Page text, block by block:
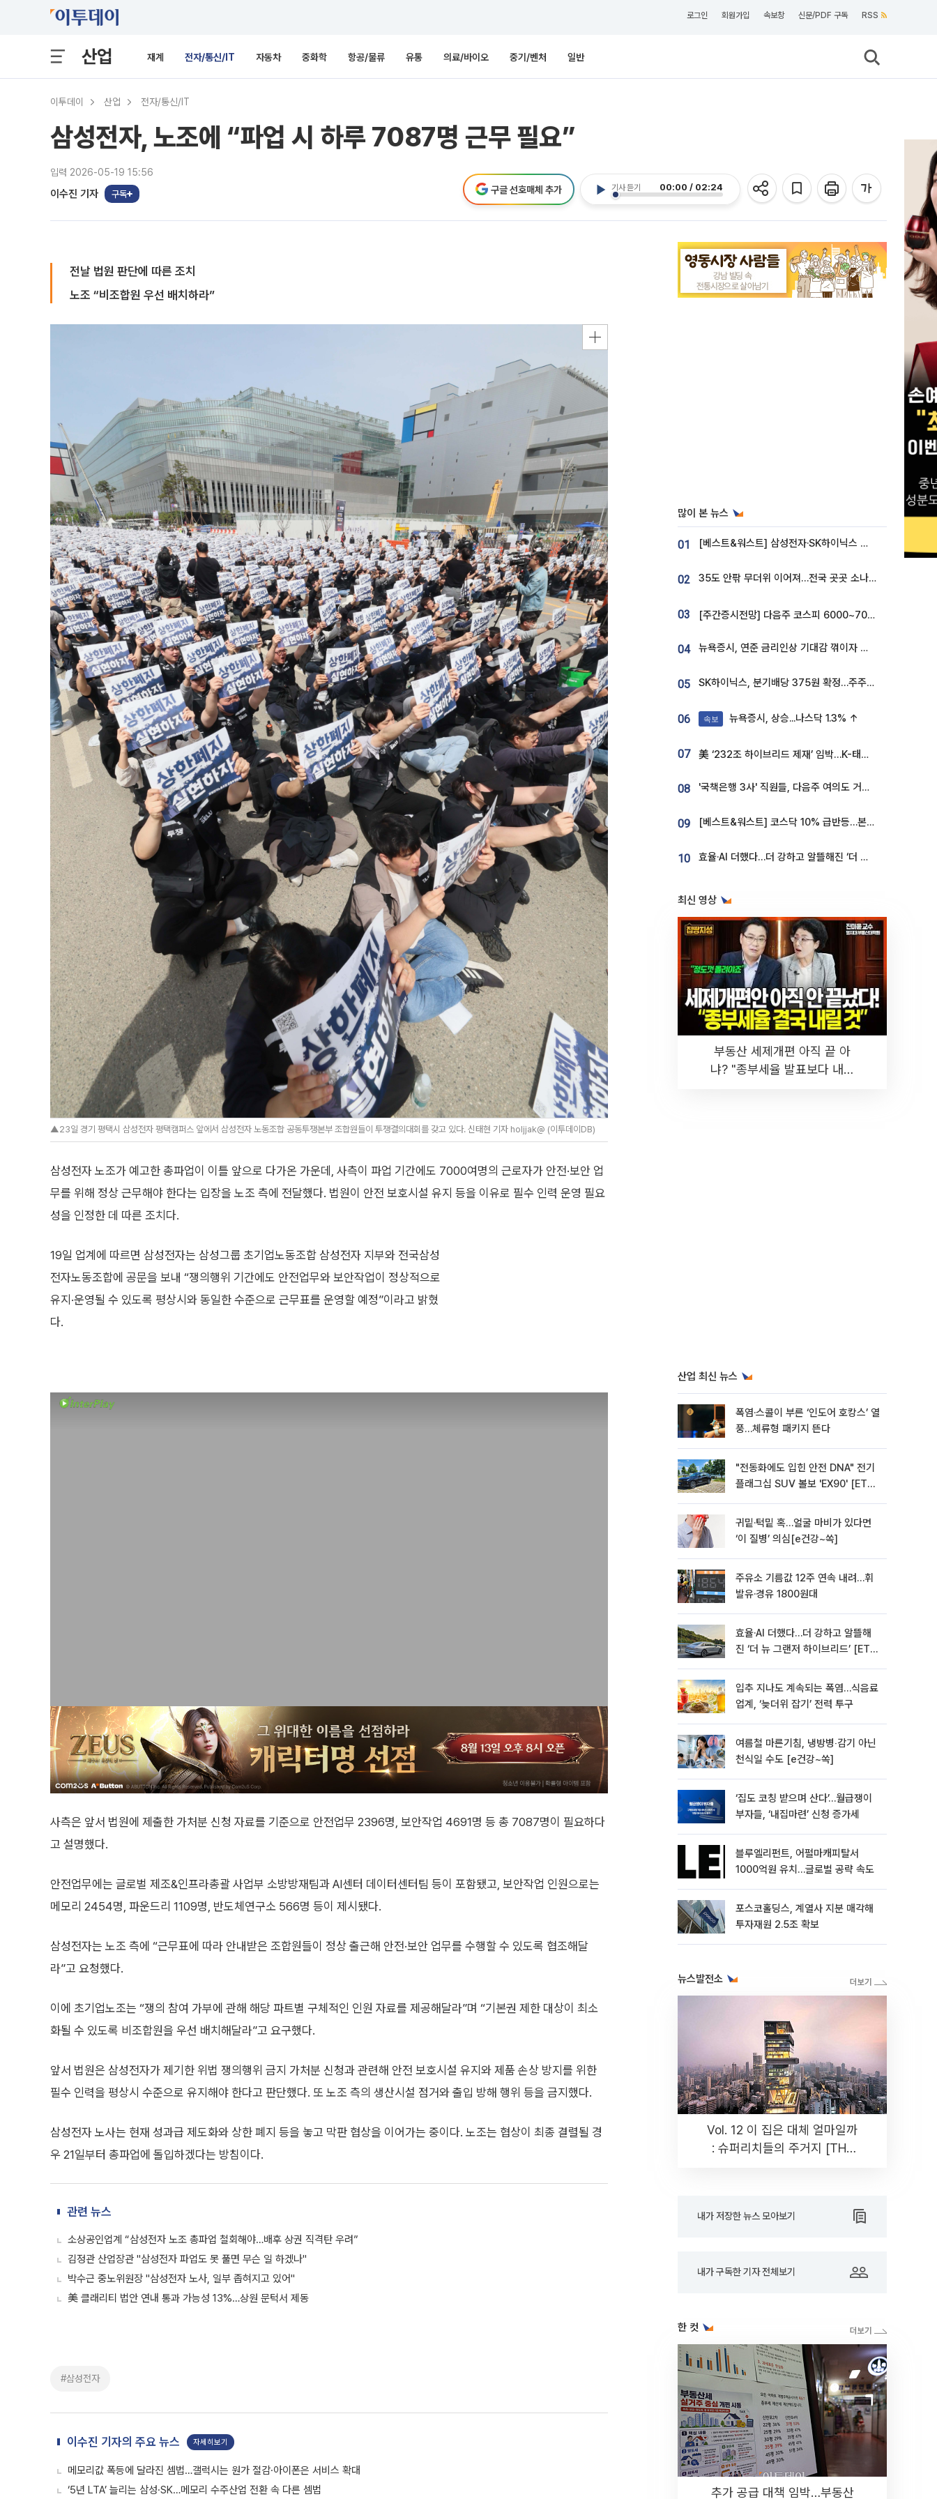
로그인 회원가입 속보창 신문/PDF 구독 RSS
산업 재계 전자/통신/IT 자동차 중화학 항공/물류 유통 의료/바이오 중기/벤처 일반
이투데이 산업 전자/통신/IT
삼성전자, 노조에 “파업 시 하루 7087명 근무 필요”
입력 2026-05-19 15:56
이수진 기자 구독
기사 듣기 00:00 / 02:24
구글 선호매체 추가
전날 법원 판단에 따른 조치
노조 “비조합원 우선 배치하라”
▲23일 경기 평택시 삼성전자 평택캠퍼스 앞에서 삼성전자 노동조합 공동투쟁본부 조합원들이 투쟁결의대회를 갖고 있다. 신태현 기자 holjjak@ (이투데이DB)
삼성전자 노조가 예고한 총파업이 이틀 앞으로 다가온 가운데, 사측이 파업 기간에도 7000여명의 근로자가 안전·보안 업
무를 위해 정상 근무해야 한다는 입장을 노조 측에 전달했다. 법원이 안전 보호시설 유지 등을 이유로 필수 인력 운영 필요
성을 인정한 데 따른 조치다.
19일 업계에 따르면 삼성전자는 삼성그룹 초기업노동조합 삼성전자 지부와 전국삼성
전자노동조합에 공문을 보내 “쟁의행위 기간에도 안전업무와 보안작업이 정상적으로
유지·운영될 수 있도록 평상시와 동일한 수준으로 근무표를 운영할 예정”이라고 밝혔
다.
사측은 앞서 법원에 제출한 가처분 신청 자료를 기준으로 안전업무 2396명, 보안작업 4691명 등 총 7087명이 필요하다
고 설명했다.
안전업무에는 글로벌 제조&인프라총괄 사업부 소방방재팀과 AI센터 데이터센터팀 등이 포함됐고, 보안작업 인원으로는
메모리 2454명, 파운드리 1109명, 반도체연구소 566명 등이 제시됐다.
삼성전자는 노조 측에 “근무표에 따라 안내받은 조합원들이 정상 출근해 안전·보안 업무를 수행할 수 있도록 협조해달
라”고 요청했다.
이에 초기업노조는 “쟁의 참여 가부에 관해 해당 파트별 구체적인 인원 자료를 제공해달라”며 “기본권 제한 대상이 최소
화될 수 있도록 비조합원을 우선 배치해달라”고 요구했다.
앞서 법원은 삼성전자가 제기한 위법 쟁의행위 금지 가처분 신청과 관련해 안전 보호시설 유지와 제품 손상 방지를 위한
필수 인력을 평상시 수준으로 유지해야 한다고 판단했다. 또 노조 측의 생산시설 점거와 출입 방해 행위 등을 금지했다.
삼성전자 노사는 현재 성과급 제도화와 상한 폐지 등을 놓고 막판 협상을 이어가는 중이다. 노조는 협상이 최종 결렬될 경
우 21일부터 총파업에 돌입하겠다는 방침이다.
관련 뉴스
소상공인업계 “삼성전자 노조 총파업 철회해야…배후 상권 직격탄 우려”
김정관 산업장관 "삼성전자 파업도 못 풀면 무슨 일 하겠나"
박수근 중노위원장 "삼성전자 노사, 일부 좁혀지고 있어"
美 클래리티 법안 연내 통과 가능성 13%…상원 문턱서 제동
#삼성전자
이수진 기자의 주요 뉴스 자세히보기
메모리값 폭등에 달라진 셈법…갤럭시는 원가 절감·아이폰은 서비스 확대
‘5년 LTA’ 늘리는 삼성·SK…메모리 수주산업 전환 속 다른 셈법
많이 본 뉴스
01 [베스트&워스트] 삼성전자·SK하이닉스 밀린 한 주…상상인증권은 85% 급등
02 35도 안팎 무더위 이어져…전국 곳곳 소나기 [오늘 날씨]
03 [주간증시전망] 다음주 코스피 6000~7000⋯“外人 수급은 정책이 변수”
04 뉴욕증시, 연준 금리인상 기대감 꺾이자 상승...S&P500 사상 최고치 [종합]
05 SK하이닉스, 분기배당 375원 확정…주주환원책 9월로 앞당겨 발표
06 속보 뉴욕증시, 상승...나스닥 1.3% ↑
07 美 ‘232조 하이브리드 제재’ 임박…K-태양광, 불확실성 털고 날개 다나
08 '국책은행 3사' 직원들, 다음주 여의도 거리 나서는 까닭은
09 [베스트&워스트] 코스닥 10% 급반등…본느, 최대주주 변경 기대에 270% 폭등
10 효율·AI 더했다…더 강하고 알뜰해진 ‘더 뉴 그랜저 하이브리드’ [ET의 모빌리티]
최신 영상
부동산 세제개편 아직 끝 아
냐? "종부세율 발표보다 내릴
산업 최신 뉴스
폭염·스콜이 부른 ‘인도어 호캉스’ 열
풍…체류형 패키지 뜬다
"전동화에도 입힌 안전 DNA" 전기
플래그십 SUV 볼보 'EX90' [ET의
귀밑·턱밑 혹…얼굴 마비가 있다면
‘이 질병’ 의심[e건강~쏙]
주유소 기름값 12주 연속 내려…휘
발유·경유 1800원대
효율·AI 더했다…더 강하고 알뜰해
진 ‘더 뉴 그랜저 하이브리드’ [ET의
입추 지나도 계속되는 폭염…식음료
업계, ‘늦더위 잡기’ 전력 투구
여름철 마른기침, 냉방병‧감기 아닌
천식일 수도 [e건강~쏙]
‘집도 코칭 받으며 산다’…월급쟁이
부자들, ‘내집마련’ 신청 증가세
블루엘리펀트, 어펄마캐피탈서
1000억원 유치…글로벌 공략 속도
포스코홀딩스, 계열사 지분 매각해
투자재원 2.5조 확보
뉴스발전소
Vol. 12 이 집은 대체 얼마일까
: 슈퍼리치들의 주거지 [THE
내가 저장한 뉴스 모아보기
내가 구독한 기자 전체보기
한 컷
추가 공급 대책 임박…부동산